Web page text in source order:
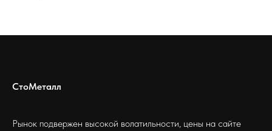
СтоМеталл
Рынок подвержен высокой волатильности, цены на сайте